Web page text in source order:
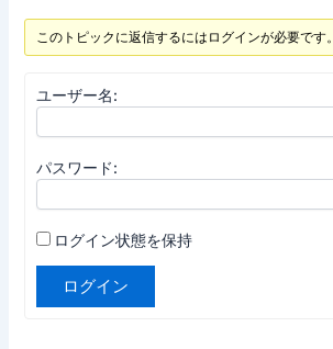
このトピックに返信するにはログインが必要です。
ユーザー名:
パスワード:
ログイン状態を保持
ログイン